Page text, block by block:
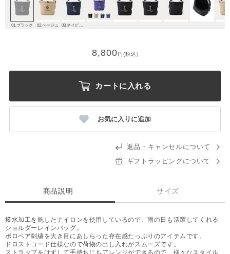
01.ブラック 02.ベージュ
8,800円(税込)
カートに入れる
お気に入りに追加
返品・キャンセルについて
ギフトラッピングについて
商品説明 サイズ
撥水加工を施したナイロンを使用しているので、雨の日も活躍してくれる
ショルダーレインバッグ。
ポロベア刺繍を大き目にあしらった存在感たっぷりのアイテムです。
ドロストコード仕様なので荷物の出し入れがスムーズです。
ストラップをはずして手持ちにもアレンジができるので、様々なスタイル